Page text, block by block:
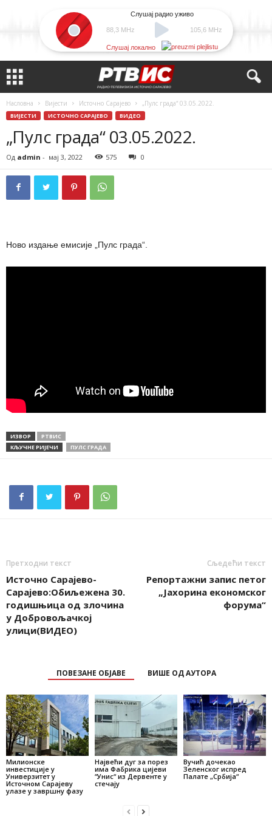
88,3 MHz
Слушај радио уживо
105,6 MHz
Слушај локално
Насловна Вијести Источно Сарајево „Пулс града“ 03.05.2022.
ВИЈЕСТИ ИСТОЧНО САРАЈЕВО ВИДЕО
„Пулс града“ 03.05.2022.
Од admin - мај 3, 2022 575 0
Ново издање емисије „Пулс града“.
ИЗВОР
РТВИС
КЉУЧНЕ РИЈЕЧИ
ПУЛС ГРАДА
Претходни текст
Источно Сарајевo-
Сарајевo:Обиљежена 30.
годишњица од злочина
у Добровољачкој
улици(ВИДЕО)
Сљедећи текст
Репортажни запис петог
„Јахорина економског
форума“
ПОВЕЗАНЕ ОБЈАВЕ ВИШЕ ОД АУТОРА
Милионске
инвестиције у
Универзитет у
Источном Сарајеву
улазе у завршну фазу
Највећи дуг за порез
има Фабрика цијеви
“Унис“ из Дервенте у
стечају
Вучић дочекао
Зеленског испред
Палате „Србија“